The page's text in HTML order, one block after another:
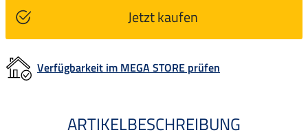
Jetzt kaufen
Verfügbarkeit im MEGA STORE prüfen
ARTIKELBESCHREIBUNG